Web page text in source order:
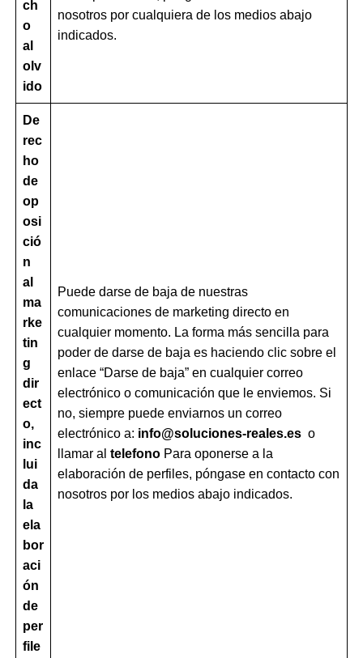
ch
o
al
olv
ido
nosotros por cualquiera de los medios abajo
indicados.
De
rec
ho
de
op
osi
ció
n
al
ma
rke
tin
g
dir
ect
o,
inc
lui
da
la
ela
bor
aci
ón
de
per
file
Puede darse de baja de nuestras
comunicaciones de marketing directo en
cualquier momento. La forma más sencilla para
poder de darse de baja es haciendo clic sobre el
enlace “Darse de baja” en cualquier correo
electrónico o comunicación que le enviemos. Si
no, siempre puede enviarnos un correo
electrónico a: info@soluciones-reales.es o
llamar al telefonoPara oponerse a la
elaboración de perfiles, póngase en contacto con
nosotros por los medios abajo indicados.